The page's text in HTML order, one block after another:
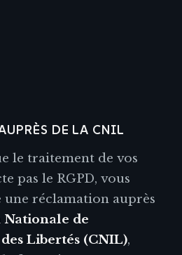
DE LA CNIL
le traitement de vos
pas le RGPD, vous
réclamation auprès
Nationale de
Libertés (CNIL),